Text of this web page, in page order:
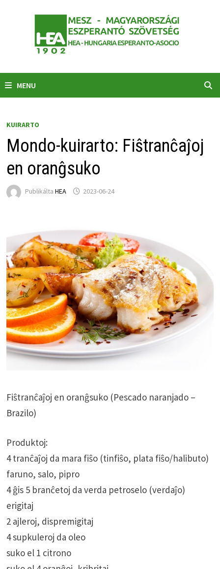
MENU
KUIRARTO
Mondo-kuirarto: Fiŝtranĉaĵoj
en oranĝsuko
Publikálta HEA 2023-06-24
Fiŝtranĉaĵoj en oranĝsuko (Pescado naranjado –
Brazilo)
Produktoj:
4 tranĉaĵoj da mara fiŝo (tinfiŝo, plata fiŝo/halibuto)
faruno, salo, pipro
4 ĝis 5 branĉetoj da verda petroselo (verdaĵo)
erigitaj
2 ajleroj, dispremigitaj
4 supkuleroj da oleo
suko el 1 citrono